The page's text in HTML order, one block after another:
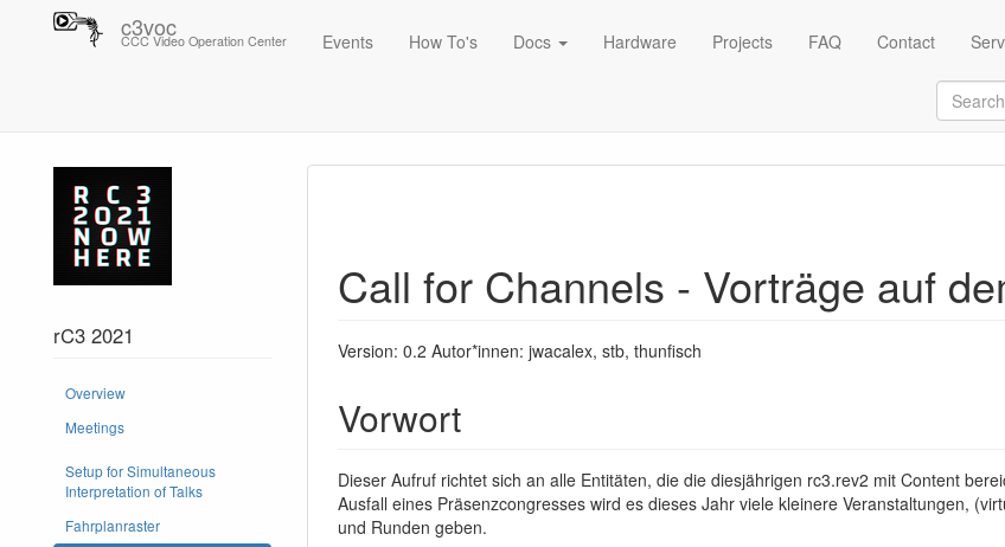
c3voc
CCC Video Operation Center Events How To's Docs Hardware Projects FAQ Contact
rC3 2021
Overview
Meetings
Setup for Simultaneous
Interpretation of Talks
Fahrplanraster
Call for Channels - Vorträge auf
Version: 0.2 Autor*innen: jwacalex, stb, thunfisch
Vorwort
Dieser Aufruf richtet sich an alle Entitäten, die die diesjährigen rc3.rev2 mit Content
Ausfall eines Präsenzcongresses wird es dieses Jahr viele kleinere Veranstaltungen,
und Runden geben.